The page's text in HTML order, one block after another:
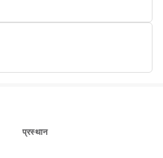
प्रस्थान